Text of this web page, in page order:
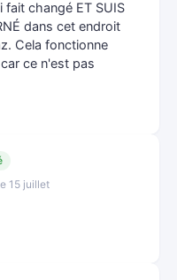
changé ET SUIS
dans cet endroit
Cela fonctionne
ce n'est pas
15 juillet